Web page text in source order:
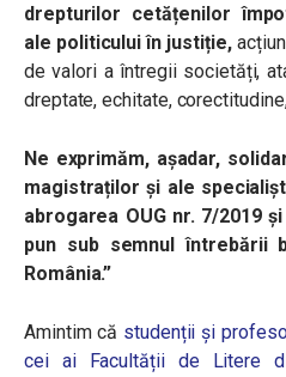
drepturilor cetățenilor
ale politicului în justiție,
de valori a întregii societăți,
dreptate, echitate,
Ne exprimăm, așadar,
magistraților și ale
abrogarea OUG nr. 7/2019
pun sub semnul întrebării
România.”
Amintim că studenții și
cei ai Facultății de Litere